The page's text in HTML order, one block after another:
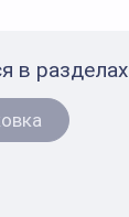
в разделах